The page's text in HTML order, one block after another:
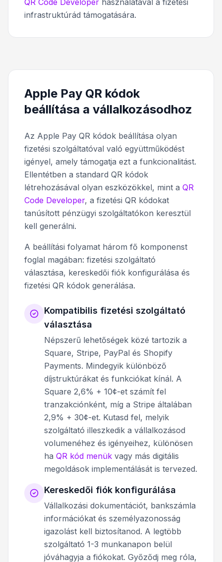
infrastruktúrád támogatására.
Apple Pay QR kódok
beállítása a vállalkozásodhoz
Az Apple Pay QR kódok beállítása olyan
fizetési szolgáltatóval való együttműködést
igényel, amely támogatja ezt a funkcionalitást.
Ellentétben a standard QR kódok
létrehozásával olyan eszközökkel, mint a QR
Code Developer, a fizetési QR kódokat
tanúsított pénzügyi szolgáltatókon keresztül
kell generálni.
A beállítási folyamat három fő komponenst
foglal magában: fizetési szolgáltató
választása, kereskedői fiók konfigurálása és
fizetési QR kódok generálása.
Kompatibilis fizetési szolgáltató
választása
Népszerű lehetőségek közé tartozik a
Square, Stripe, PayPal és Shopify
Payments. Mindegyik különböző
díjstruktúrákat és funkciókat kínál. A
Square 2,6% + 10¢-et számít fel
tranzakciónként, míg a Stripe általában
2,9% + 30¢-et. Kutasd fel, melyik
szolgáltató illeszkedik a vállalkozásod
volumenéhez és igényeihez, különösen
ha QR kód menük vagy más digitális
megoldások implementálását is tervezed.
Kereskedői fiók konfigurálása
Vállalkozási dokumentációt, bankszámla
információkat és személyazonosság
igazolást kell biztosítanod. A legtöbb
szolgáltató 1-3 munkanapon belül
jóváhagyja a fiókokat. Győződj meg róla,